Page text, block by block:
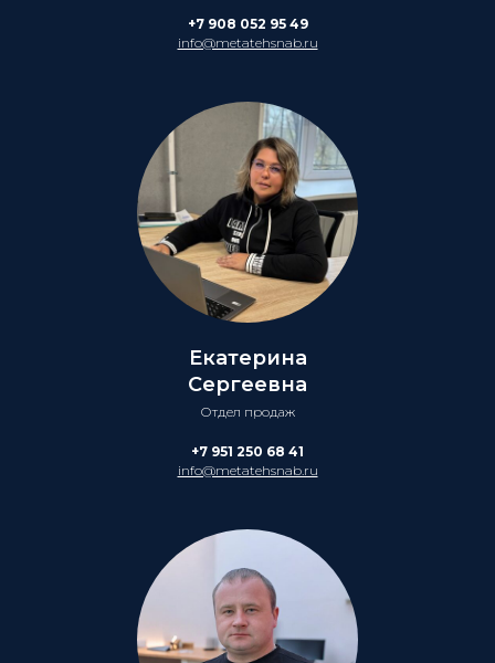
+7 908 052 95 49
info@metatehsnab.ru
Екатерина
Сергеевна
Отдел продаж
+7 951 250 68 41
info@metatehsnab.ru